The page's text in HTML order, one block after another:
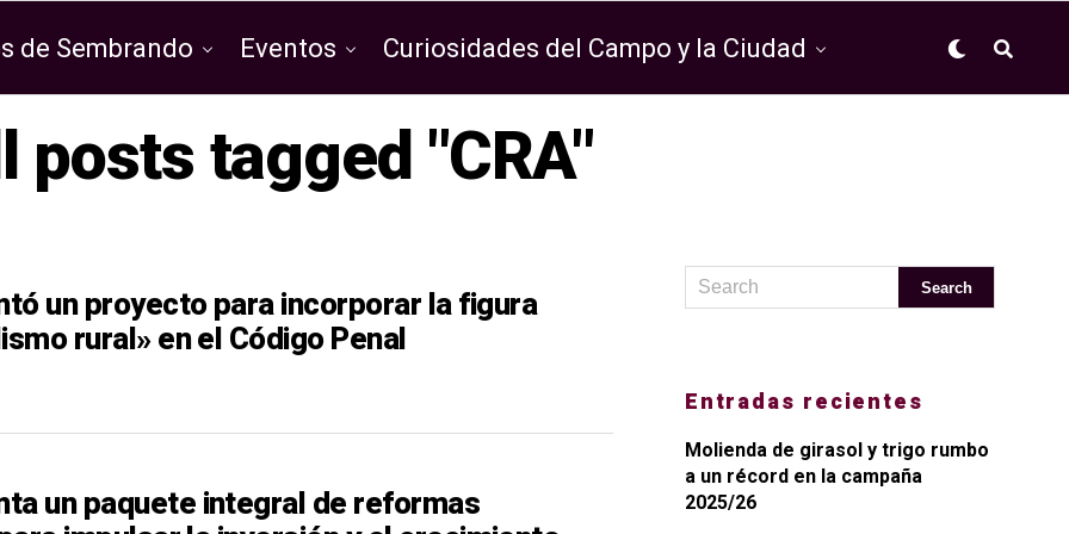
de Sembrando Eventos Curiosidades del Campo y la Ciudad
posts tagged "CRA"
un proyecto para incorporar la figura
rural» en el Código Penal
un paquete integral de reformas
Entradas recientes
Molienda de girasol y trigo rumbo
a un récord en la campaña
2025/26